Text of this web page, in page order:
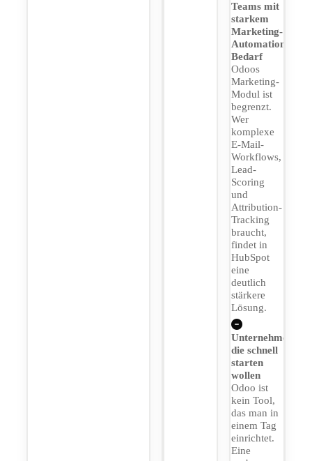
Teams mit
starkem
Marketing-
Automation-
Bedarf
Odoos
Marketing-
Modul ist
begrenzt.
Wer
komplexe
E-Mail-
Workflows,
Lead-
Scoring
und
Attribution-
Tracking
braucht,
findet in
HubSpot
eine
deutlich
stärkere
Lösung.
Unternehmen
die schnell
starten
wollen
Odoo ist
kein Tool,
das man in
einem Tag
einrichtet.
Eine